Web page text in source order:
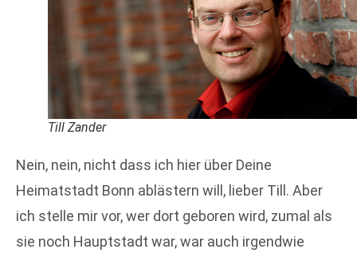
Till Zander
Nein, nein, nicht dass ich hier über Deine
Heimatstadt Bonn ablästern will, lieber Till. Aber
ich stelle mir vor, wer dort geboren wird, zumal als
sie noch Hauptstadt war, war auch irgendwie